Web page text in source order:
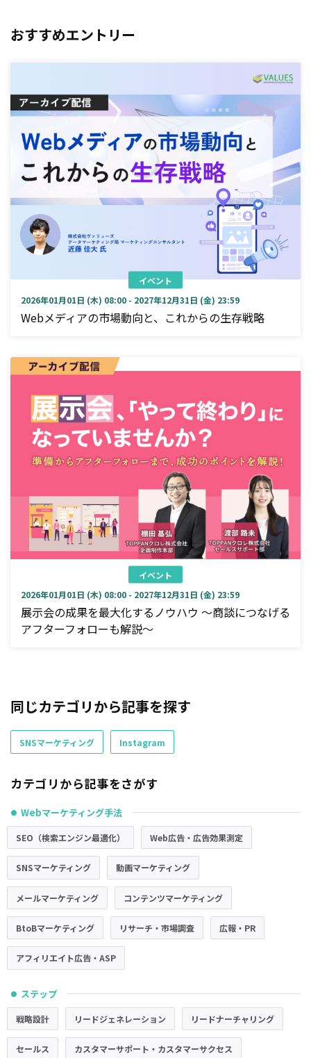
おすすめエントリー
イベント
2026年01月01日 (木) 08:00 - 2027年12月31日 (金) 23:59
Webメディアの市場動向と、これからの生存戦略
イベント
2026年01月01日 (木) 08:00 - 2027年12月31日 (金) 23:59
展示会の成果を最大化するノウハウ ～商談につなげる
アフターフォローも解説～
同じカテゴリから記事を探す
SNSマーケティング Instagram
カテゴリから記事をさがす
● Webマーケティング手法
SEO（検索エンジン最適化） Web広告・広告効果測定
SNSマーケティング 動画マーケティング
メールマーケティング コンテンツマーケティング
BtoBマーケティング リサーチ・市場調査 広報・PR
アフィリエイト広告・ASP
● ステップ
戦略設計 リードジェネレーション リードナーチャリング
セールス カスタマーサポート・カスタマーサクセス